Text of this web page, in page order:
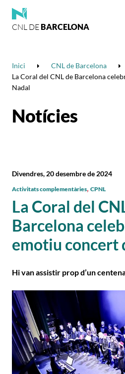
CNL DE BARCELONA
Inici CNL de Barcelona
La Coral del CNL de Barcelona
Nadal
Notícies
La Coral del
Barcelona
emotiu concert
Divendres, 20 desembre de 2024
Activitats complementàries, CPNL
Hi van assistir prop d’un